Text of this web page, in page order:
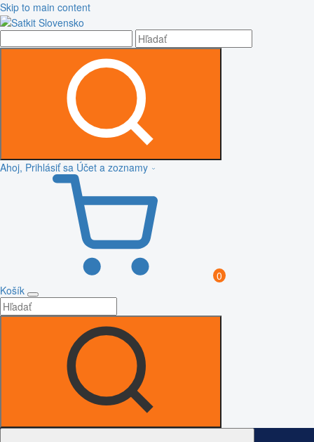
Skip to main content
Ahoj, Prihlásiť sa Účet a zoznamy
0
Košík